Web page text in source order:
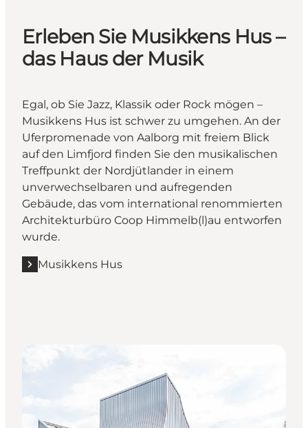
Erleben Sie Musikkens Hus –
das Haus der Musik
Egal, ob Sie Jazz, Klassik oder Rock mögen –
Musikkens Hus ist schwer zu umgehen. An der
Uferpromenade von Aalborg mit freiem Blick
auf den Limfjord finden Sie den musikalischen
Treffpunkt der Nordjütlander in einem
unverwechselbaren und aufregenden
Gebäude, das vom international renommierten
Architekturbüro Coop Himmelb(l)au entworfen
wurde.
Musikkens Hus